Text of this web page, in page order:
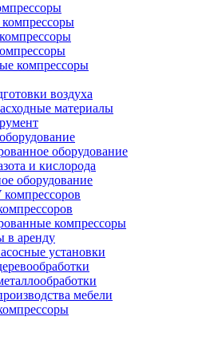
компрессоры
воздуха
материалы
оборудование
и кислорода
оборудование
компрессоры
в аренду
установки
мебели